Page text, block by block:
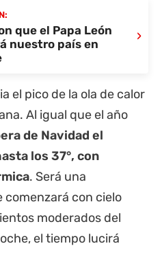
que el Papa León
nuestro país en
›
el pico de la ola de calor
Al igual que el año
de Navidad el
los 37°, con
. Será una
comenzará con cielo
moderados del
el tiempo lucirá